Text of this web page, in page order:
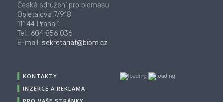
České sdružení pro biomasu
Opletalova 7/918
111 44 Praha 1
Tel.: 604 856 036
E-mail: sekretariat@biom.cz
KONTAKTY
INZERCE A REKLAMA